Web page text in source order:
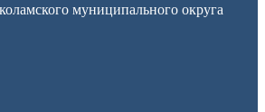
муниципального округа